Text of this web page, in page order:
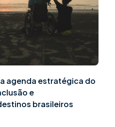
agenda estratégica do
e
brasileiros